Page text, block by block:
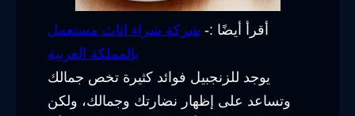
أقرأ أيضًا :- شركة شراء اثاث مستعمل
بالمملكة العربية
يوجد للزنجبيل فوائد كثيرة تخص جمالك
وتساعد على إظهار نضارتك وجمالك، ولكن